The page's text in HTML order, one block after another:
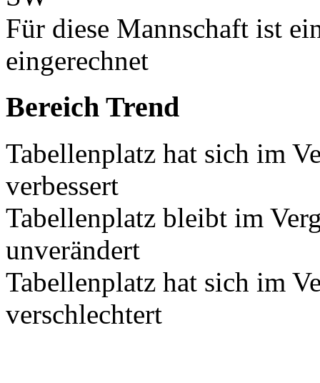
Für diese Mannschaft ist
eingerechnet
Bereich Trend
Tabellenplatz hat sich im
verbessert
Tabellenplatz bleibt im
unverändert
Tabellenplatz hat sich im
verschlechtert